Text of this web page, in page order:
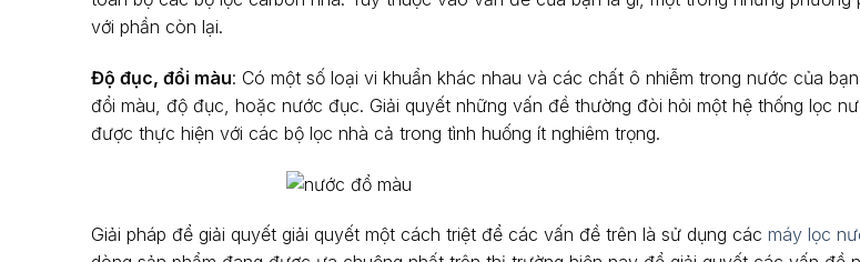
với phần còn lại.
Độ đục, đổi màu: Có một số loại vi khuẩn khác nhau và các chất ô nhiễm trong nước của
đổi màu, độ đục, hoặc nước đục. Giải quyết những vấn đề thường đòi hỏi một hệ thống lọc
được thực hiện với các bộ lọc nhà cả trong tình huống ít nghiêm trọng.
Giải pháp để giải quyết giải quyết một cách triệt để các vấn đề trên là sử dụng các máy lọc